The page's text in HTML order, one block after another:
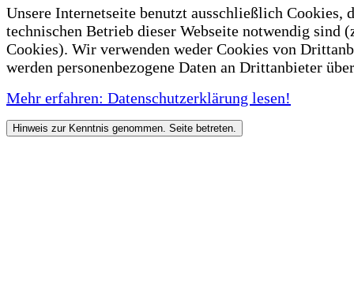
Unsere Internetseite benutzt ausschließlich Cookies,
technischen Betrieb dieser Webseite notwendig sind
Cookies). Wir verwenden weder Cookies von
werden personenbezogene Daten an Drittanbieter
Mehr erfahren: Datenschutzerklärung lesen!
Hinweis zur Kenntnis genommen. Seite betreten.